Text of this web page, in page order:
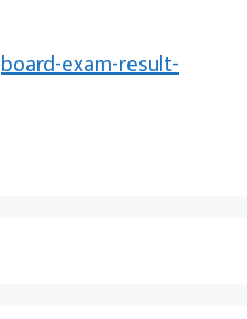
board-exam-result-